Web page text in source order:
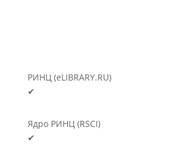
РИНЦ (eLIBRARY.RU)
✔
Ядро РИНЦ (RSCI)
✔